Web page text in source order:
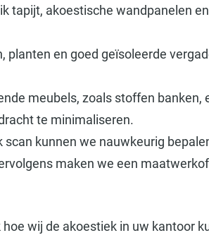
tapijt, akoestische wandpanelen
planten en goed geïsoleerde
meubels, zoals stoffen banken,
te minimaliseren.
kunnen we nauwkeurig
maken we een
wij de akoestiek in uw kantoor